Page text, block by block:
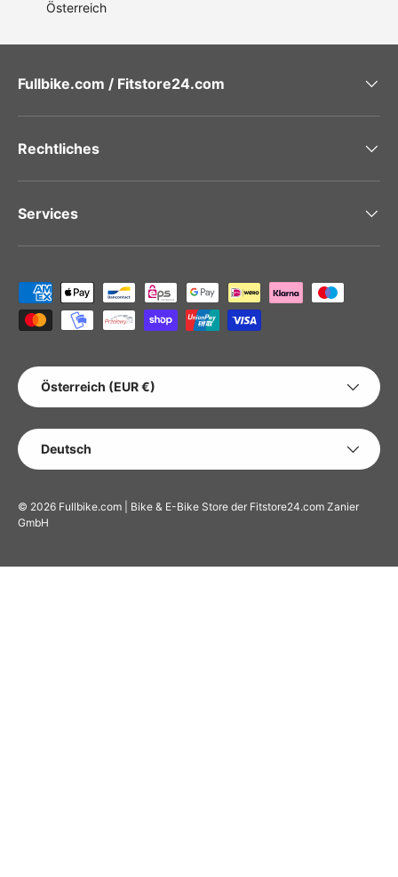
Österreich
Fullbike.com / Fitstore24.com
Rechtliches
Services
Zahlungsmethoden
LAND/REGION
Österreich (EUR €)
SPRACHE
Deutsch
© 2026 Fullbike.com | Bike & E-Bike Store der Fitstore24.com Zanier
GmbH